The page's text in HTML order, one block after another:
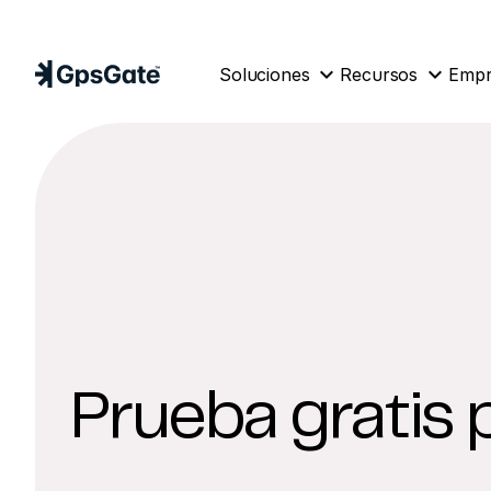
Soluciones expand_more Recursos expand_more
Prueba gratis